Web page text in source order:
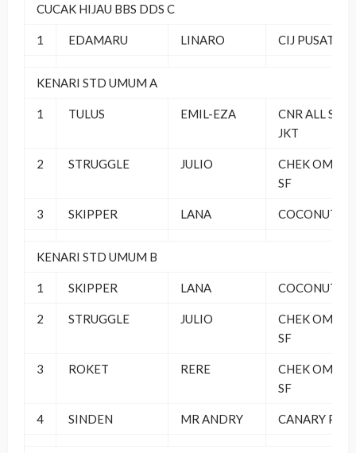
CUCAK HIJAU BBS DDS C
1 EDAMARU LINARO CIJ PUSAT
KENARI STD UMUM A
1 TULUS EMIL-EZA
CNR ALL
JKT
2 STRUGGLE JULIO
CHEK OMBAK
SF
3 SKIPPER LANA COCONUT SF
KENARI STD UMUM B
1 SKIPPER LANA COCONUT SF
2 STRUGGLE JULIO
CHEK OMBAK
SF
3 ROKET RERE
CHEK OMBAK
SF
4 SINDEN MR ANDRY CANARY